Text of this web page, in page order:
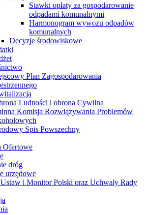
Stawki opłaty za gospodarowanie
odpadami komunalnymi
Harmonogram wywozu odpadów
komunalnych
Decyzje środowiskowe
Plan Zagospodarowania
Ludności i obrona Cywilna
Komisja Rozwiązywania Problemów
Spis Powszechny
Ofertowe
dróg
urzędowe
i Monitor Polski oraz Uchwały Rady